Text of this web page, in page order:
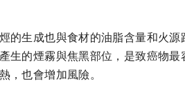
的生成也與食材的油脂含量和火
生的煙霧與焦黑部位，是致癌物
，也會增加風險。